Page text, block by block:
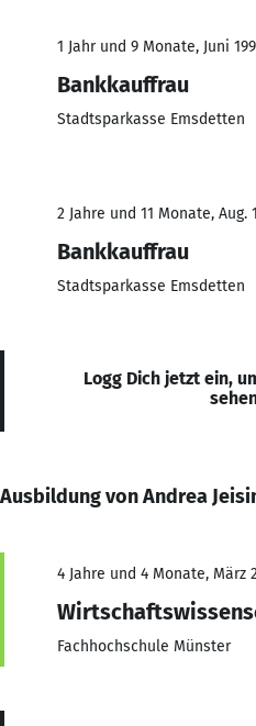
1 Jahr und 9 Monate, Juni
Bankkauffrau
Stadtsparkasse Emsdetten
2 Jahre und 11 Monate, Aug.
Bankkauffrau
Stadtsparkasse Emsdetten
Logg Dich jetzt ein,
Ausbildung von Andrea
4 Jahre und 4 Monate, März
Fachhochschule Münster